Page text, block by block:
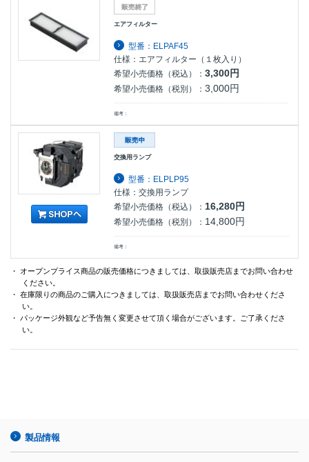
エアフィルター
型番：ELPAF45
仕様：エアフィルター（１枚入り）
希望小売価格（税込）： 3,300円
希望小売価格（税別）： 3,000円
備考：
交換用ランプ
型番：ELPLP95
仕様：交換用ランプ
希望小売価格（税込）：16,280円
希望小売価格（税別）： 14,800円
備考：
・ オープンプライス商品の販売価格につきましては、取扱販売店までお問い合わせ
ください。
・ 在庫限りの商品のご購入につきましては、取扱販売店までお問い合わせくださ
い。
・ パッケージ外観など予告無く変更させて頂く場合がございます。ご了承くださ
い。
製品情報